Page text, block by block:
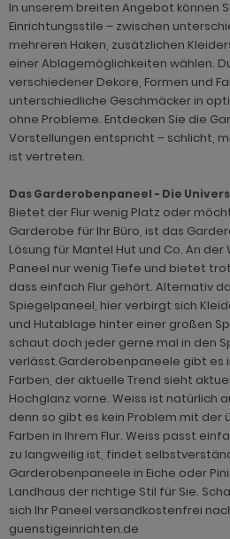
In unserem breiten Angebot können
Einrichtungsstile – zwischen
mehreren Haken, zusätzlichen
einer Ablagemöglichkeiten wählen.
verschiedener Dekore, Formen und
unterschiedliche Geschmäcker in
ohne Probleme. Entdecken Sie die
Vorstellungen entspricht – schlicht,
ist vertreten.
Das Garderobenpaneel - Die
Bietet der Flur wenig Platz oder
Garderobe für Ihr Büro, ist das
Lösung für Mantel Hut und Co. An
Paneel nur wenig Tiefe und bietet
dass einfach Flur gehört. Alternativ
Spiegelpaneel, hier verbirgt sich
und Hutablage hinter einer großen
schaut doch jeder gerne mal in den
verlässt.Garderobenpaneele gibt es
Farben, der aktuelle Trend sieht
Hochglanz vorne. Weiss ist natürlich
denn so gibt es kein Problem mit der
Farben in Ihrem Flur. Weiss passt
zu langweilig ist, findet
Garderobenpaneele in Eiche oder
Landhaus der richtige Stil für Sie.
sich Ihr Paneel versandkostenfrei
guenstigeinrichten.de